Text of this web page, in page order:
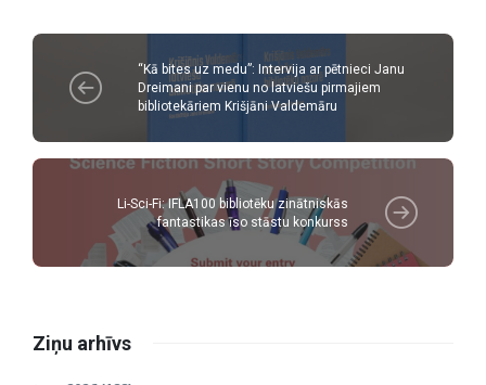
“Kā bites uz medu”: Intervija ar pētnieci Janu
Dreimani par vienu no latviešu pirmajiem
bibliotekāriem Krišjāni Valdemāru
Li-Sci-Fi: IFLA100 bibliotēku zinātniskās
fantastikas īso stāstu konkurss
Ziņu arhīvs